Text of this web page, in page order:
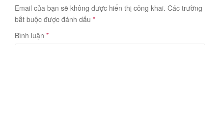
Email của bạn sẽ không được hiển thị công khai. Các trường
bắt buộc được đánh dấu *
Bình luận *